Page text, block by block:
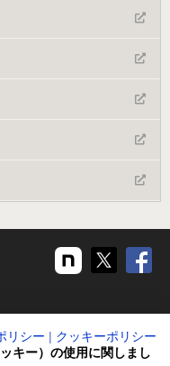
リシー
クッキーポリシー
キー）の使用に関しまし